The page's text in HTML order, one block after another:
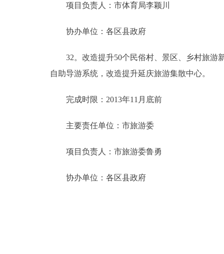
项目负责人：市体育局李颖川
协办单位：各区县政府
32。改造提升50个民俗村、景区、乡村旅游
自助导游系统，改造提升延庆旅游集散中心。
完成时限：2013年11月底前
主要责任单位：市旅游委
项目负责人：市旅游委鲁勇
协办单位：各区县政府